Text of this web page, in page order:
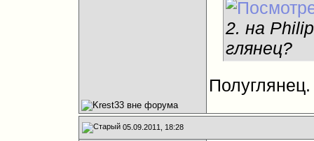
2. на
глянец?
Полуглянец.
05.09.2011, 18:28